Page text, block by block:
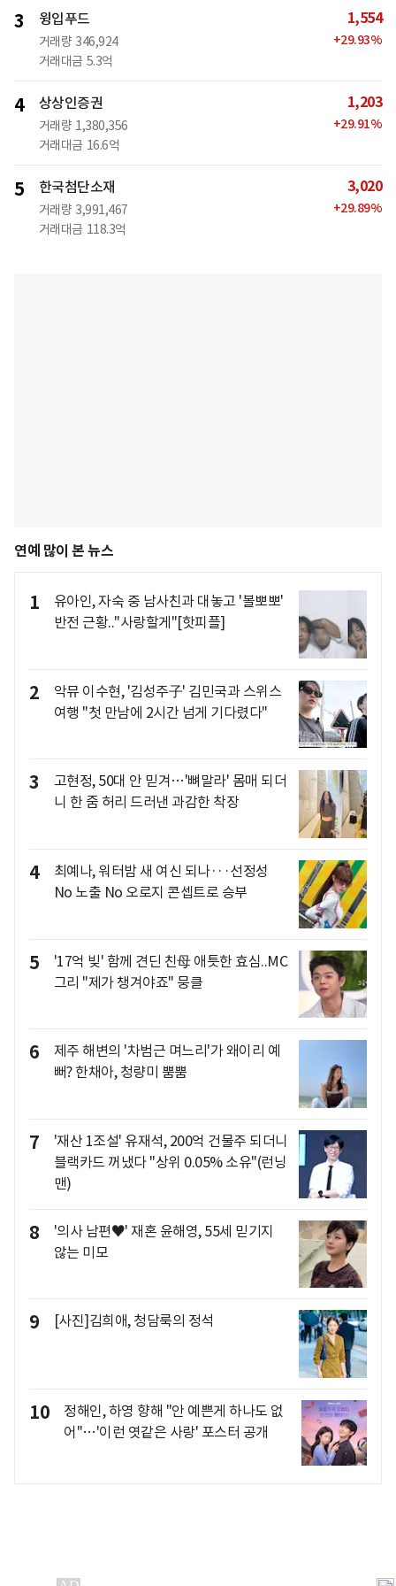
3 윙입푸드
거래량 346,924
거래대금 5.3억
1,554
+29.93%
4 상상인증권
거래량 1,380,356
거래대금 16.6억
1,203
+29.91%
5 한국첨단소재
거래량 3,991,467
거래대금 118.3억
3,020
+29.89%
연예 많이 본 뉴스
1
유아인, 자숙 중 남사친과 대놓고 '볼뽀뽀'
반전 근황.."사랑할게"[핫피플]
2
악뮤 이수현, '김성주子' 김민국과 스위스
여행 "첫 만남에 2시간 넘게 기다렸다"
3
고현정, 50대 안 믿겨…'뼈말라' 몸매 되더
니 한 줌 허리 드러낸 과감한 착장
4
최예나, 워터밤 새 여신 되나···선정성
No 노출 No 오로지 콘셉트로 승부
5
'17억 빚' 함께 견딘 친母 애틋한 효심..MC
그리 "제가 챙겨야죠" 뭉클
6
제주 해변의 '차범근 며느리'가 왜이리 예
뻐? 한채아, 청량미 뿜뿜
7
'재산 1조설' 유재석, 200억 건물주 되더니
블랙카드 꺼냈다 "상위 0.05% 소유"(런닝
맨)
8
'의사 남편♥' 재혼 윤해영, 55세 믿기지
않는 미모
9 [사진]김희애, 청담룩의 정석
10
정해인, 하영 향해 "안 예쁜게 하나도 없
어"…'이런 엿같은 사랑' 포스터 공개